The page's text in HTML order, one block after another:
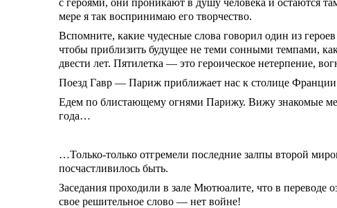
с героями, они проникают в душу человека и остаются
мере я так воспринимаю его творчество.
Вспомните, какие чудесные слова говорил один из
чтобы приблизить будущее не теми сонными темпами,
двести лет. Пятилетка — это героическое нетерпение,
Поезд Гавр — Париж приближает нас к столице
Едем по блистающему огнями Парижу. Вижу знакомые
года…
…Только-только отгремели последние залпы второй
посчастливилось быть.
Заседания проходили в зале Мютюалите, что в переводе
свое решительное слово — нет войне!